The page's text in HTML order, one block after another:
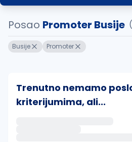
Posao Promoter Busije
Busije Promoter
Trenutno nemamo
kriterijumima, ali...